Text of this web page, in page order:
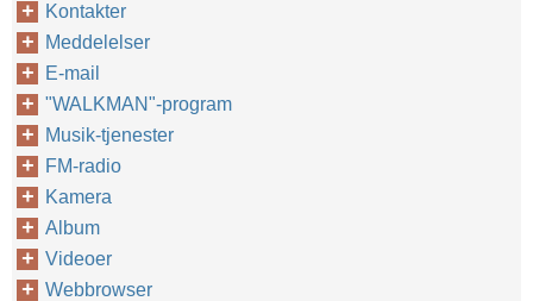
Kontakter
Meddelelser
E-mail
"WALKMAN"-program
Musik-tjenester
FM-radio
Kamera
Album
Videoer
Webbrowser